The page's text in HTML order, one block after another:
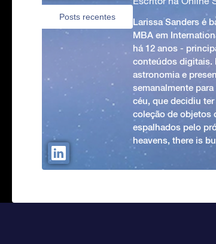
Posts recentes
Larissa Sanders é
MBA em
há 12 anos -
conteúdos digitais.
astronomia e
semanalmente
céu, que decidiu
coleção de objetos
espalhados pelo
heavens, there is